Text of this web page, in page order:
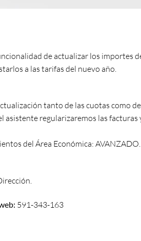
de actualizar los importes
a las tarifas del nuevo año.
tanto de las cuotas como
asistente regularizaremos las
del Área Económica: AVANZADO.
591-343-163